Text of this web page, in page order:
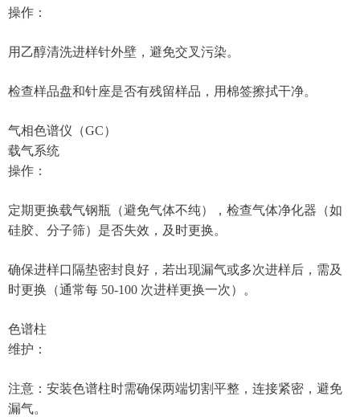
操作：
用乙醇清洗进样针外壁，避免交叉污染。
检查样品盘和针座是否有残留样品，用棉签擦拭干净。
气相色谱仪（GC）
载气系统
操作：
定期更换载气钢瓶（避免气体不纯），检查气体净化器（如
硅胶、分子筛）是否失效，及时更换。
确保进样口隔垫密封良好，若出现漏气或多次进样后，需及
时更换（通常每 50-100 次进样更换一次）。
色谱柱
维护：
注意：安装色谱柱时需确保两端切割平整，连接紧密，避免
漏气。